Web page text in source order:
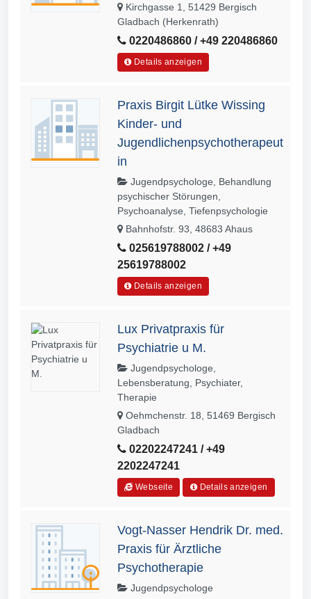
Kirchgasse 1, 51429 Bergisch
Gladbach (Herkenrath)
0220486860 / +49 220486860
Details anzeigen
Praxis Birgit Lütke Wissing
Kinder- und
Jugendlichenpsychotherapeut
in
Jugendpsychologe, Behandlung
psychischer Störungen,
Psychoanalyse, Tiefenpsychologie
Bahnhofstr. 93, 48683 Ahaus
025619788002 / +49
25619788002
Details anzeigen
Lux Privatpraxis für
Psychiatrie u M.
Jugendpsychologe,
Lebensberatung, Psychiater,
Therapie
Oehmchenstr. 18, 51469 Bergisch
Gladbach
02202247241 / +49
2202247241
Webseite Details anzeigen
Vogt-Nasser Hendrik Dr. med.
Praxis für Ärztliche
Psychotherapie
Jugendpsychologe